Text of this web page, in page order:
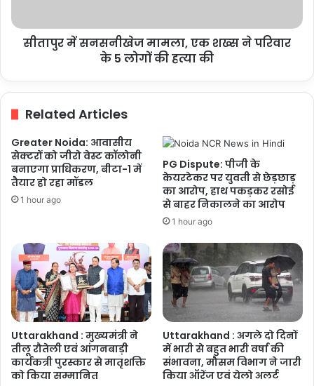
के
सीतापुर में सनसनीखेज मामला, एक शख्स ने परिवार
के 5 लोगों की हत्या की
Related Articles
Greater Noida: आवासीय
सेक्टरों को जीरो वेस्ट कॉलोनी
बनाएगा प्राधिकरण, बीटा-1 में
तैयार हो रहा मॉडल
1 hour ago
PG Dispute: पीजी के
केयरटेकर पर युवती से छेड़छाड़
का आरोप, हाथ पकड़कर रसोई
से बाहर निकालने का आरोप
1 hour ago
Uttarakhand : मुख्यमंत्री ने
तीलू रौतेली एवं आंगनबाड़ी
कार्यकत्री पुरस्कार से मातृशक्ति
को किया सम्मानित
Uttarakhand : अगले दो दिनों
में भारी से बहुत भारी वर्षा की
संभावना, मौसम विभाग ने जारी
किया ऑरेंज एवं येलो अलर्ट